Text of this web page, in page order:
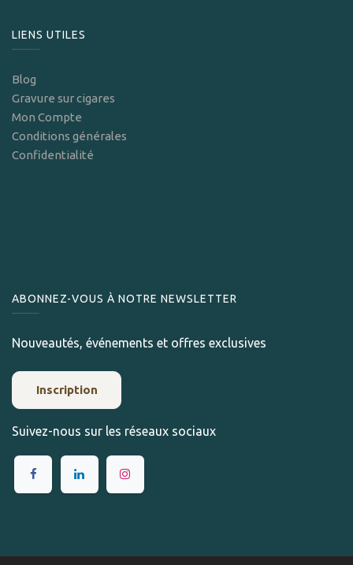
LIENS UTILES
Blog
Gravure sur cigares
Mon Compte
Conditions générales
Confidentialité
ABONNEZ-VOUS À NOTRE NEWSLETTER
Nouveautés, événements et offres exclusives
Inscription
Suivez-nous sur les réseaux sociaux